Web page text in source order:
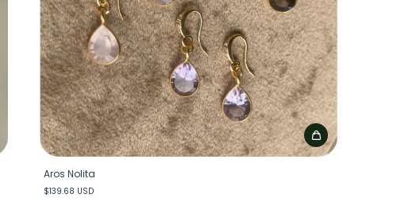
Aros Nolita
$139.68 USD